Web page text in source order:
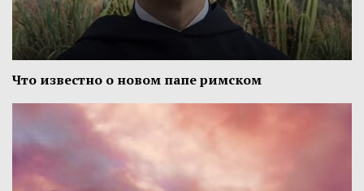
Что известно о новом папе римском